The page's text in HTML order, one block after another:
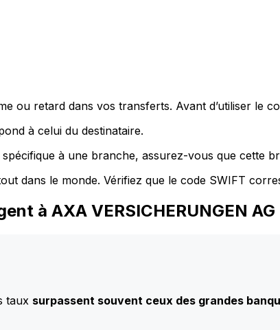
ou retard dans vos transferts. Avant d’utiliser le
à celui du destinataire.
à une branche, assurez-vous que cette
dans le monde. Vérifiez que le code SWIFT
à AXA VERSICHERUNGEN AG
taux surpassent souvent ceux des grandes